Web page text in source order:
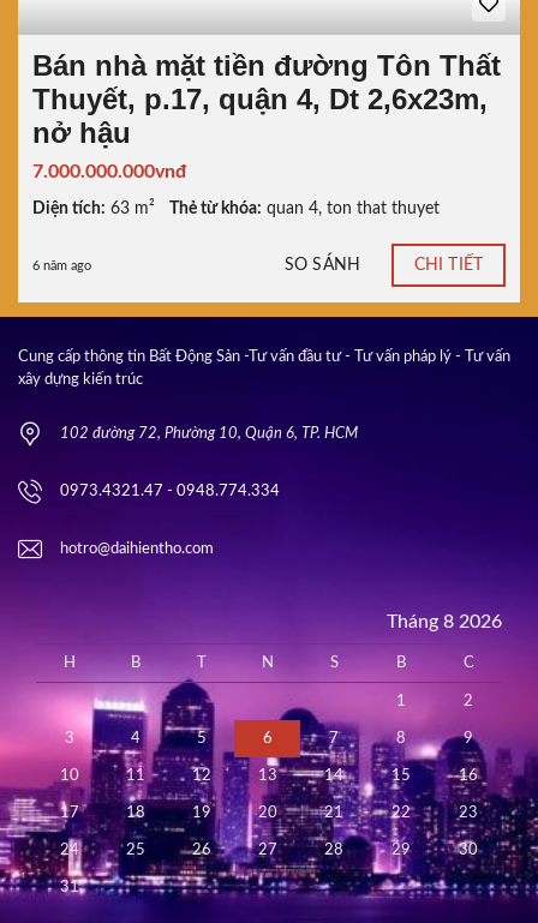
Bán nhà mặt tiền đường Tôn Thất
Thuyết, p.17, quận 4, Dt 2,6x23m,
nở hậu
7.000.000.000vnđ
Diện tích: 63 m² Thẻ từ khóa: quan 4, ton that thuyet
6 năm ago SO SÁNH CHI TIẾT
Cung cấp thông tin Bất Động Sản -Tư vấn đầu tư - Tư vấn pháp lý - Tư vấn
xây dựng kiến trúc
102 đường 72, Phường 10, Quận 6, TP. HCM
0973.4321.47 - 0948.774.334
hotro@daihientho.com
Tháng 8 2026
H B N S B C
1 2
3 4 5 6 7 8 9
10 11 12 13 14 15 16
17 18 19 20 21 22 23
24 25 26 27 28 29 30
31